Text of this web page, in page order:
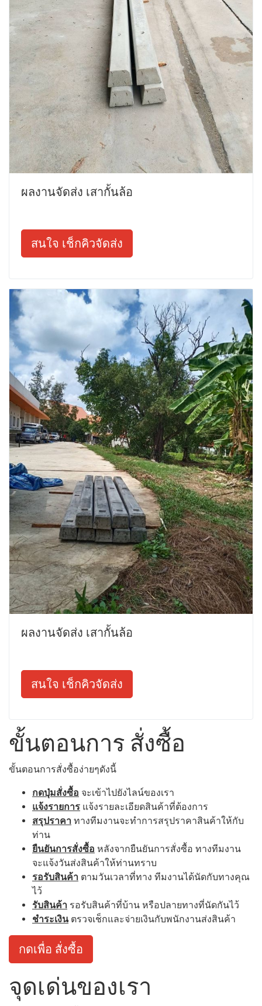
ผลงานจัดส่ง เสากั้นล้อ
สนใจ เช็กคิวจัดส่ง
ผลงานจัดส่ง เสากั้นล้อ
สนใจ เช็กคิวจัดส่ง
ขั้นตอนการ สั่งซื้อ
ขั้นตอนการสั่งซื้อง่ายๆดังนี้
กดปุ่มสั่งซื้อ จะเข้าไปยังไลน์ของเรา
แจ้งรายการ แจ้งรายละเอียดสินค้าที่ต้องการ
สรุปราคา ทางทีมงานจะทำการสรุปราคาสินค้าให้กับ
ท่าน
ยืนยันการสั่งซื้อ หลังจากยืนยันการสั่งซื้อ ทางทีมงาน
จะแจ้งวันส่งสินค้าให้ท่านทราบ
รอรับสินค้า ตามวันเวลาที่ทาง ทีมงานได้นัดกับทางคุณ
ไว้
รับสินค้า รอรับสินค้าที่บ้าน หรือปลายทางที่นัดกันไว้
ชำระเงินตรวจเช็กและจ่ายเงินกับพนักงานส่งสินค้า
กดเพื่อ สั่งซื้อ
จุดเด่นของเรา